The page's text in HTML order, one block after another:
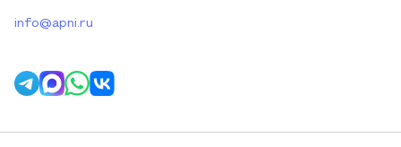
info@apni.ru